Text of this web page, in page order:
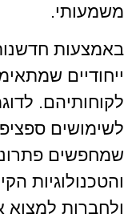
משמעותי.
באמצעות
ייחודיים
לקוחותיהם.
לשימושים
שמחפשים
והטכנולוגיות
ולחברות למצוא